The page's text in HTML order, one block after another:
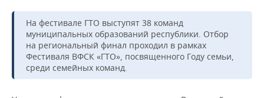
ВОЛЕЙБОЛ
КИБЕРСПОРТ
ФИГУРНОЕ КАТАНИЕ
ИСТОРИЯ
КУЛЬТУРА
МЕДИЦИНА
СПИСОК ПЕРСОН
СПИСОК КОМПАНИЙ
ПОЛНАЯ ВЕРСИЯ
На фестивале ГТО выступят 38 команд
муниципальных образований республики. Отбор
на региональный финал проходил в рамках
Фестиваля ВФСК «ГТО», посвященного Году семьи,
среди семейных команд.